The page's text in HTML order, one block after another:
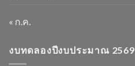
« ก.ค.
งบทดลองปีงบประมาณ 2569